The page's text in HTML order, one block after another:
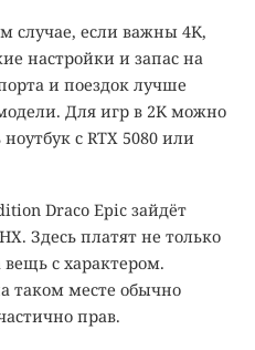
случае, если важны 4K,
настройки и запас на
и поездок лучше
Для игр в 2K можно
с RTX 5080 или
Draco Epic зайдёт
Здесь платят не только
вещь с характером.
таком месте обычно
прав.